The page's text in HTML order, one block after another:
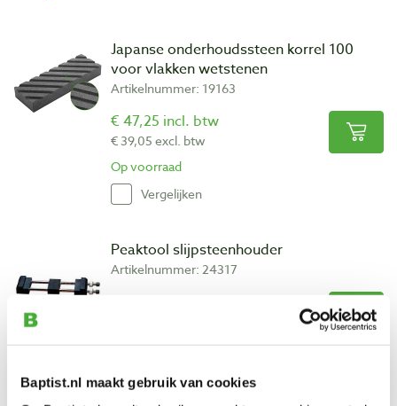
Baptist.nl maakt gebruik van cookies
Japanse onderhoudssteen korrel 100
voor vlakken wetstenen
Artikelnummer: 19163
€ 47,25 incl. btw
€ 39,05 excl. btw
Op voorraad
Vergelijken
Peaktool slijpsteenhouder
Artikelnummer: 24317
Op voorraad
Vergelijken